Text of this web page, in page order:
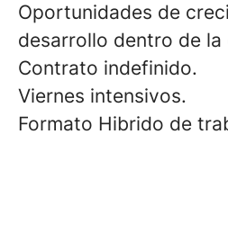
Oportunidades de
desarrollo dentro de la
Contrato indefinido.
Viernes intensivos.
Formato Hibrido de